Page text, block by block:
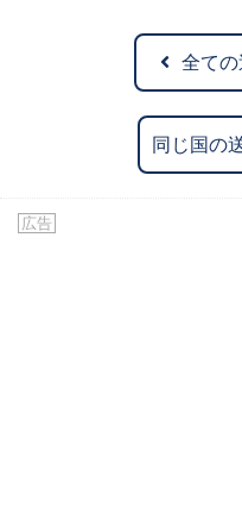
全て
同じ国の
広告